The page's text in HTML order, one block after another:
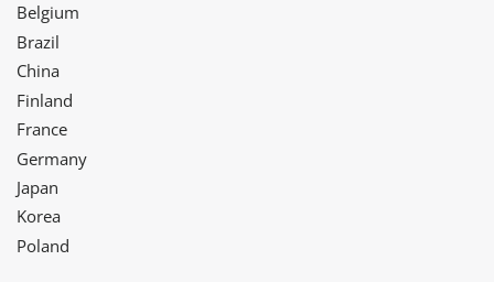
Belgium
Brazil
China
Finland
France
Germany
Japan
Korea
Poland